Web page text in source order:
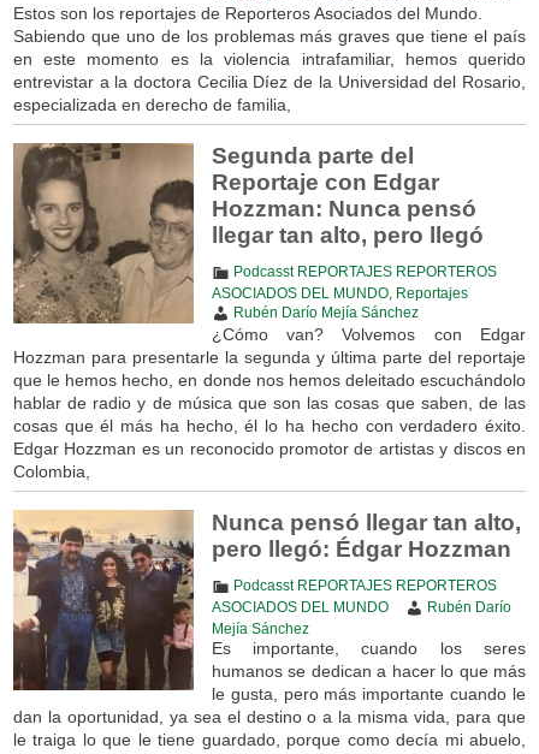
Estos son los reportajes de Reporteros Asociados del Mundo.
Sabiendo que uno de los problemas más graves que tiene el país
en este momento es la violencia intrafamiliar, hemos querido
entrevistar a la doctora Cecilia Díez de la Universidad del Rosario,
especializada en derecho de familia,
Segunda parte del
Reportaje con Edgar
Hozzman: Nunca pensó
llegar tan alto, pero llegó
Podcasst REPORTAJES REPORTEROS
ASOCIADOS DEL MUNDO,
Reportajes
Rubén Darío Mejía Sánchez
¿Cómo van? Volvemos con Edgar
Hozzman para presentarle la segunda y última parte del reportaje
que le hemos hecho, en donde nos hemos deleitado escuchándolo
hablar de radio y de música que son las cosas que saben, de las
cosas que él más ha hecho, él lo ha hecho con verdadero éxito.
Edgar Hozzman es un reconocido promotor de artistas y discos en
Colombia,
Nunca pensó llegar tan alto,
pero llegó: Édgar Hozzman
Podcasst REPORTAJES REPORTEROS
ASOCIADOS DEL MUNDO
Rubén Darío
Mejía Sánchez
Es importante, cuando los seres
humanos se dedican a hacer lo que más
le gusta, pero más importante cuando le
dan la oportunidad, ya sea el destino o a la misma vida, para que
le traiga lo que le tiene guardado, porque como decía mi abuelo,